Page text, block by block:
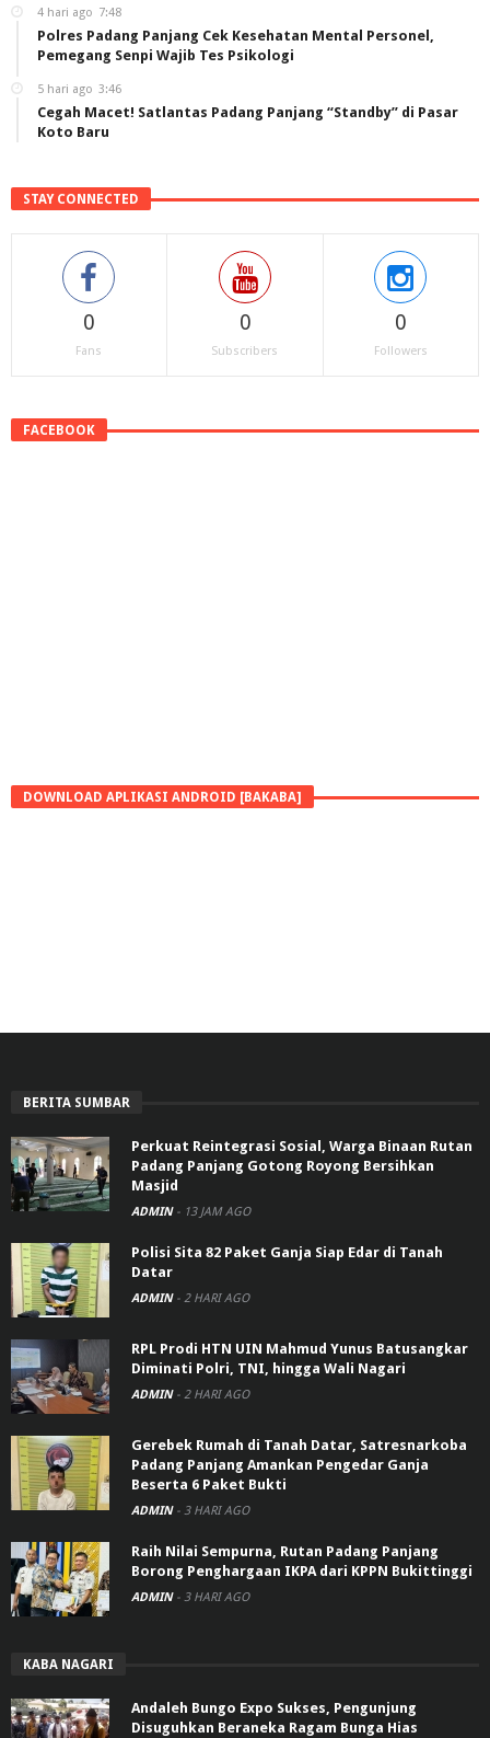
4 hari ago 7:48
Polres Padang Panjang Cek Kesehatan Mental Personel,
Pemegang Senpi Wajib Tes Psikologi
5 hari ago 3:46
Cegah Macet! Satlantas Padang Panjang “Standby” di Pasar
Koto Baru
STAY CONNECTED
0
Fans
0
Subscribers
0
Followers
FACEBOOK
DOWNLOAD APLIKASI ANDROID [BAKABA]
BERITA SUMBAR
Perkuat Reintegrasi Sosial, Warga Binaan Rutan
Padang Panjang Gotong Royong Bersihkan
Masjid
ADMIN - 13 JAM AGO
Polisi Sita 82 Paket Ganja Siap Edar di Tanah
Datar
ADMIN - 2 HARI AGO
RPL Prodi HTN UIN Mahmud Yunus Batusangkar
Diminati Polri, TNI, hingga Wali Nagari
ADMIN - 2 HARI AGO
Gerebek Rumah di Tanah Datar, Satresnarkoba
Padang Panjang Amankan Pengedar Ganja
Beserta 6 Paket Bukti
ADMIN - 3 HARI AGO
Raih Nilai Sempurna, Rutan Padang Panjang
Borong Penghargaan IKPA dari KPPN Bukittinggi
ADMIN - 3 HARI AGO
KABA NAGARI
Andaleh Bungo Expo Sukses, Pengunjung
Disuguhkan Beraneka Ragam Bunga Hias